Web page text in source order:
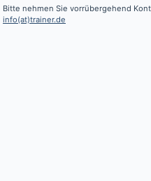
Bitte nehmen Sie vorrübergehend
info(at)trainer.de